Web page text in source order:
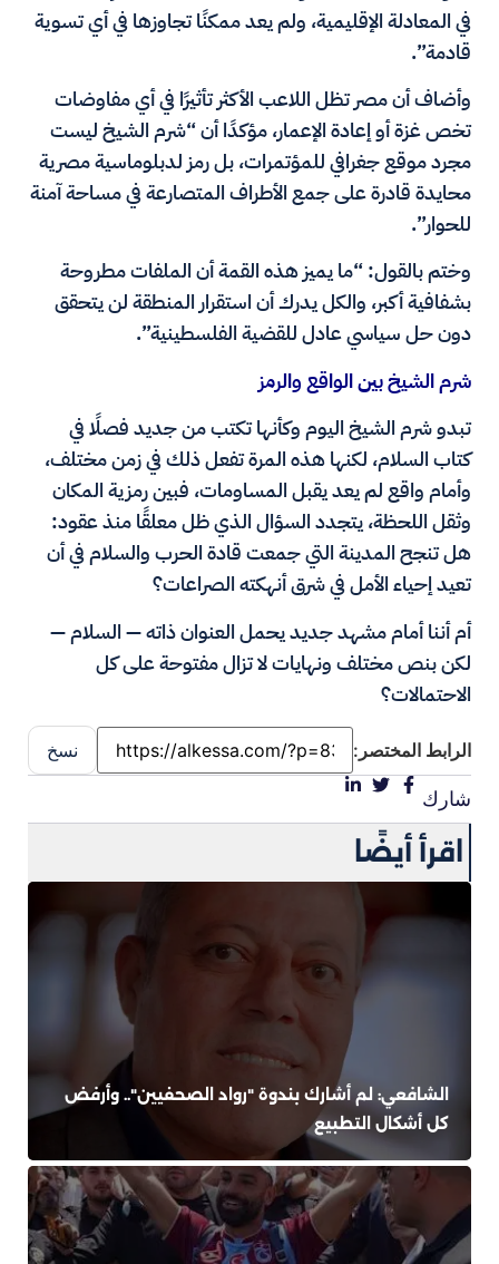
في المعادلة الإقليمية، ولم يعد ممكنًا تجاوزها في أي تسوية
قادمة”.
وأضاف أن مصر تظل اللاعب الأكثر تأثيرًا في أي مفاوضات
تخص غزة أو إعادة الإعمار، مؤكدًا أن “شرم الشيخ ليست
مجرد موقع جغرافي للمؤتمرات، بل رمز لدبلوماسية مصرية
محايدة قادرة على جمع الأطراف المتصارعة في مساحة آمنة
للحوار”.
وختم بالقول: “ما يميز هذه القمة أن الملفات مطروحة
بشفافية أكبر، والكل يدرك أن استقرار المنطقة لن يتحقق
دون حل سياسي عادل للقضية الفلسطينية”.
شرم الشيخ بين الواقع والرمز
تبدو شرم الشيخ اليوم وكأنها تكتب من جديد فصلًا في
كتاب السلام، لكنها هذه المرة تفعل ذلك في زمن مختلف،
وأمام واقع لم يعد يقبل المساومات، فبين رمزية المكان
وثقل اللحظة، يتجدد السؤال الذي ظل معلقًا منذ عقود:
هل تنجح المدينة التي جمعت قادة الحرب والسلام في أن
تعيد إحياء الأمل في شرق أنهكته الصراعات؟
أم أننا أمام مشهد جديد يحمل العنوان ذاته — السلام —
لكن بنص مختلف ونهايات لا تزال مفتوحة على كل
الاحتمالات؟
الرابط المختصر: نسخ
شارك
اقرأ أيضًا
الشافعي: لم أشارك بندوة "رواد الصحفيين".. وأرفض
كل أشكال التطبيع